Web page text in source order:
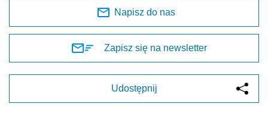
Napisz do nas
Zapisz się na newsletter
Udostępnij